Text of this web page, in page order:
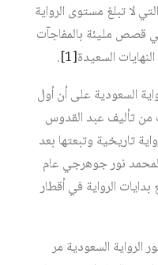
لا تبلغ مستوى الرواية
قصص مليئة بالمفاجآت
السعيدة‏[1]
.
السعودية على أن أول
في عام 1930 وكانت من تأليف عبد القدوس
تاريخية وتبعتها بعد
نور جوهرجي عام
بدايات الرواية في أقطار
الرواية السعودية مر